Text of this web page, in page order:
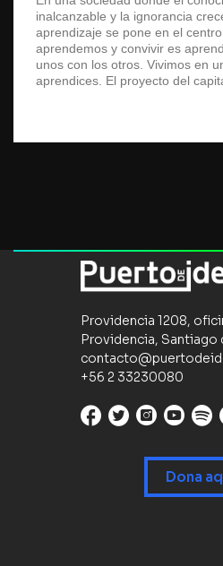
inalcanzable y la ignorancia
aprendizaje se pone en el
aprendemos y convivir es
unos con los otros. Vivimos en
aprendices. El proyecto del
Providencia 1208,
Providencia, Santiago
+56 2 33230080
Dona